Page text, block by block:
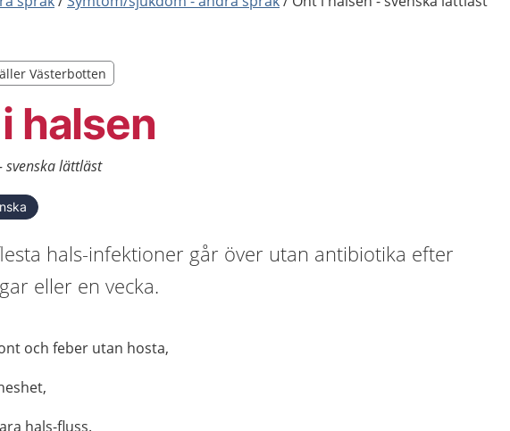
halsen
svenska lättläst
Västerbotten
Västerbotten
hals-infektioner går över utan antibiotika efter
eller en vecka.
och feber utan hosta,
hals-fluss.